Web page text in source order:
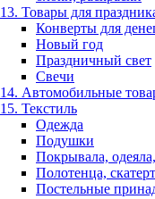
13. Товары для
Конверты для
Новый год
Праздничный свет
Свечи
14. Автомобильные
15. Текстиль
Одежда
Подушки
Покрывала,
Полотенца,
Постельные